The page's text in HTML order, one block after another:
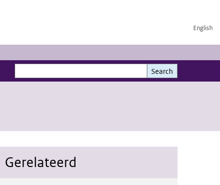
English
Search
Search
Gerelateerd